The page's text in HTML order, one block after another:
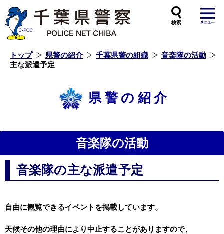
トップ 県警の紹介 千葉県警の組織
音楽隊の活動
主な派遣予定
県警の紹介
音楽隊の活動
音楽隊の主な派遣予定
自由に観覧できるイベントを掲載しています。
天候その他の理由により中止することがありますので、